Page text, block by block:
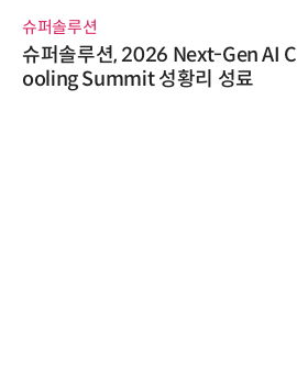
슈퍼솔루션
슈퍼솔루션, 2026 Next-Gen AI C
ooling Summit 성황리 성료